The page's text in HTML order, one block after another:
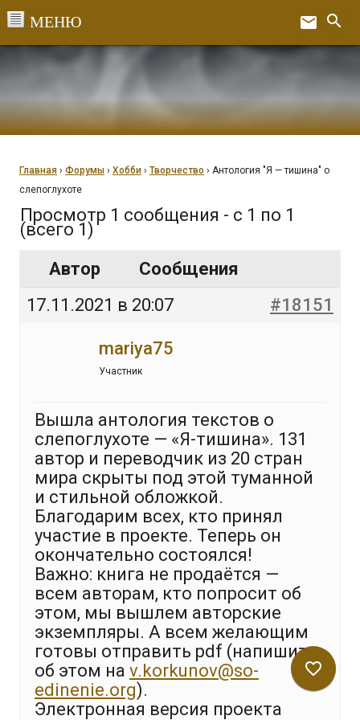
email search
Главная › Форумы › Хобби › Творчество › Антология "Я — тишина" о
слепоглухоте
Просмотр 1 сообщения - с 1 по 1
(всего 1)
Автор
Сообщения
17.11.2021 в 20:07
#18151
mariya75
Участник
Вышла антология текстов о
слепоглухоте — «Я-тишина». 131
автор и переводчик из 20 стран
мира скрыты под этой туманной
и стильной обложкой.
Благодарим всех, кто принял
участие в проекте. Теперь он
окончательно состоялся!
Важно: книга не продаётся —
всем авторам, кто попросит об
этом, мы вышлем авторские
экземпляры. А всем желающим
готовы отправить pdf (напишите
об этом на v.korkunov@so-
edinenie.org).
Электронная версия проекта
favorite_border